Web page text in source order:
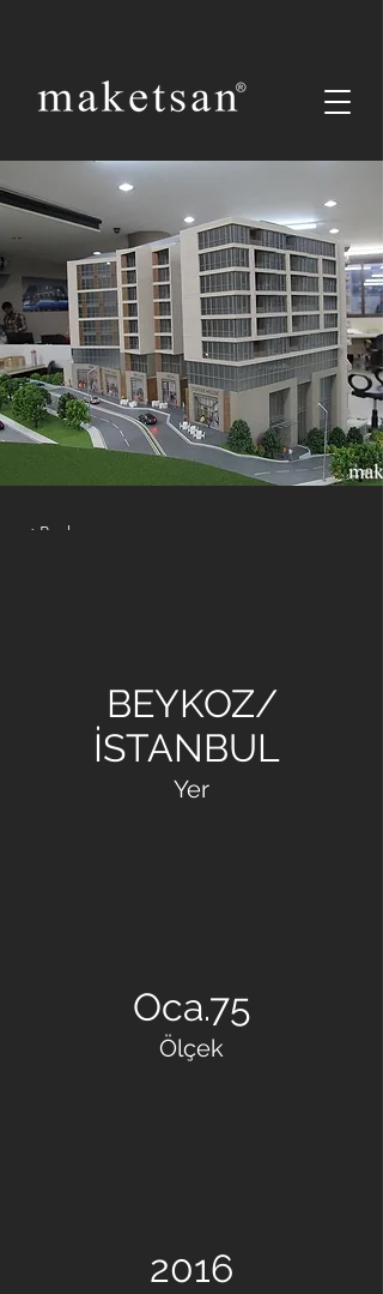
< Back
BEYKOZ/
İSTANBUL
Yer
Oca.75
Ölçek
2016